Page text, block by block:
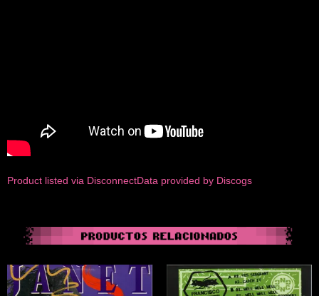
Product listed via DisconnectData provided by Discogs